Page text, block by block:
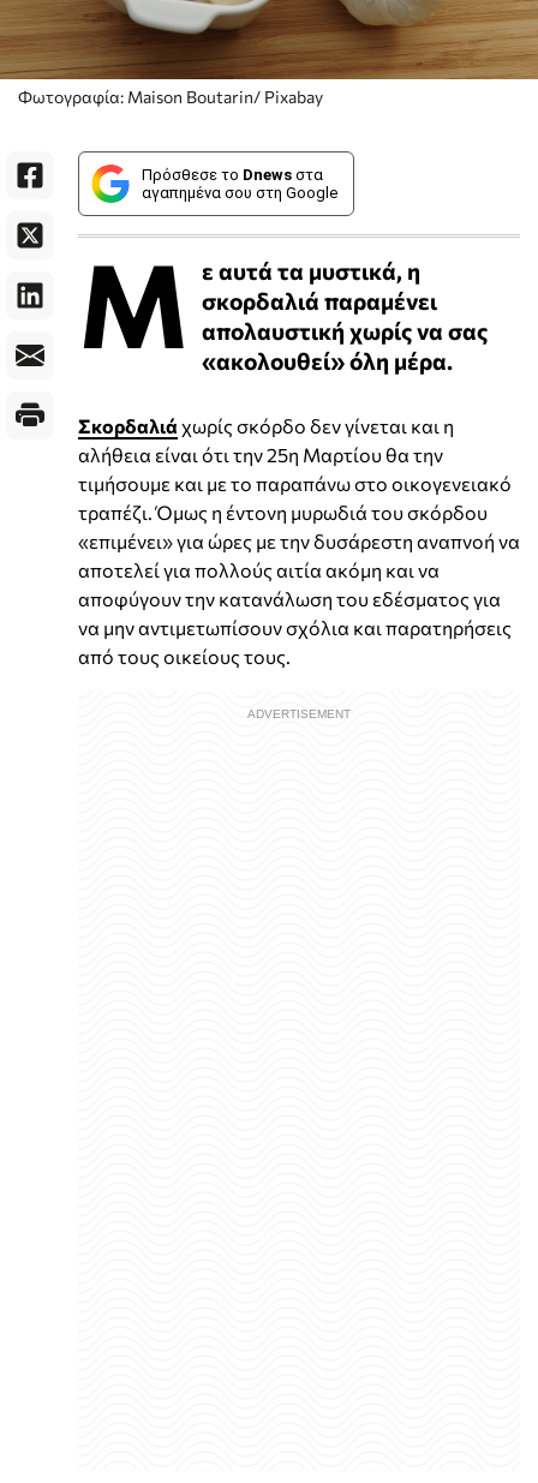
Φωτογραφία: Maison Boutarin/ Pixabay
Πρόσθεσε το Dnews στα
αγαπημένα σου στη Google
Μ
ε αυτά τα μυστικά, η
σκορδαλιά παραμένει
απολαυστική χωρίς να σας
«ακολουθεί» όλη μέρα.
Σκορδαλιά χωρίς σκόρδο δεν γίνεται και η
αλήθεια είναι ότι την 25η Μαρτίου θα την
τιμήσουμε και με το παραπάνω στο οικογενειακό
τραπέζι. Όμως η έντονη μυρωδιά του σκόρδου
«επιμένει» για ώρες με την δυσάρεστη αναπνοή να
αποτελεί για πολλούς αιτία ακόμη και να
αποφύγουν την κατανάλωση του εδέσματος για
να μην αντιμετωπίσουν σχόλια και παρατηρήσεις
από τους οικείους τους.